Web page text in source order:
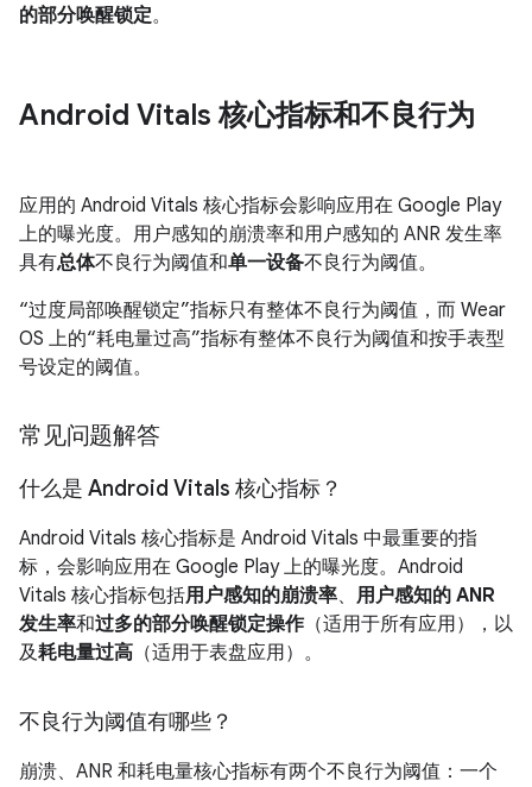
的部分唤醒锁定。
Android Vitals 核心指标和不良行为
应用的 Android Vitals 核心指标会影响应用在 Google Play
上的曝光度。用户感知的崩溃率和用户感知的 ANR 发生率
具有总体不良行为阈值和单一设备不良行为阈值。
“过度局部唤醒锁定”指标只有整体不良行为阈值，而 Wear
OS 上的“耗电量过高”指标有整体不良行为阈值和按手表型
号设定的阈值。
常见问题解答
什么是 Android Vitals 核心指标？
Android Vitals 核心指标是 Android Vitals 中最重要的指
标，会影响应用在 Google Play 上的曝光度。Android
Vitals 核心指标包括用户感知的崩溃率、 用户感知的 ANR
发生率和过多的部分唤醒锁定操作（适用于所有应用），以
及耗电量过高 （适用于表盘应用）。
不良行为阈值有哪些？
崩溃、ANR 和耗电量核心指标有两个不良行为阈值：一个